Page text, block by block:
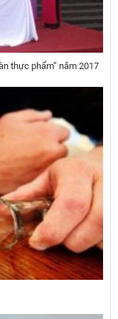
thực phẩm” năm 2017